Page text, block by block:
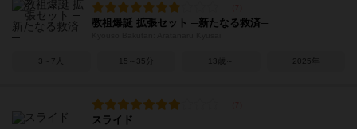
教祖爆誕 拡張セット ─新たなる救済─
3～7人 15～35分 13歳～ 2025年
スライド